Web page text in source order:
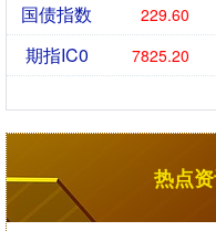
国债指数 229.60
期指IC0 7825.20
热点